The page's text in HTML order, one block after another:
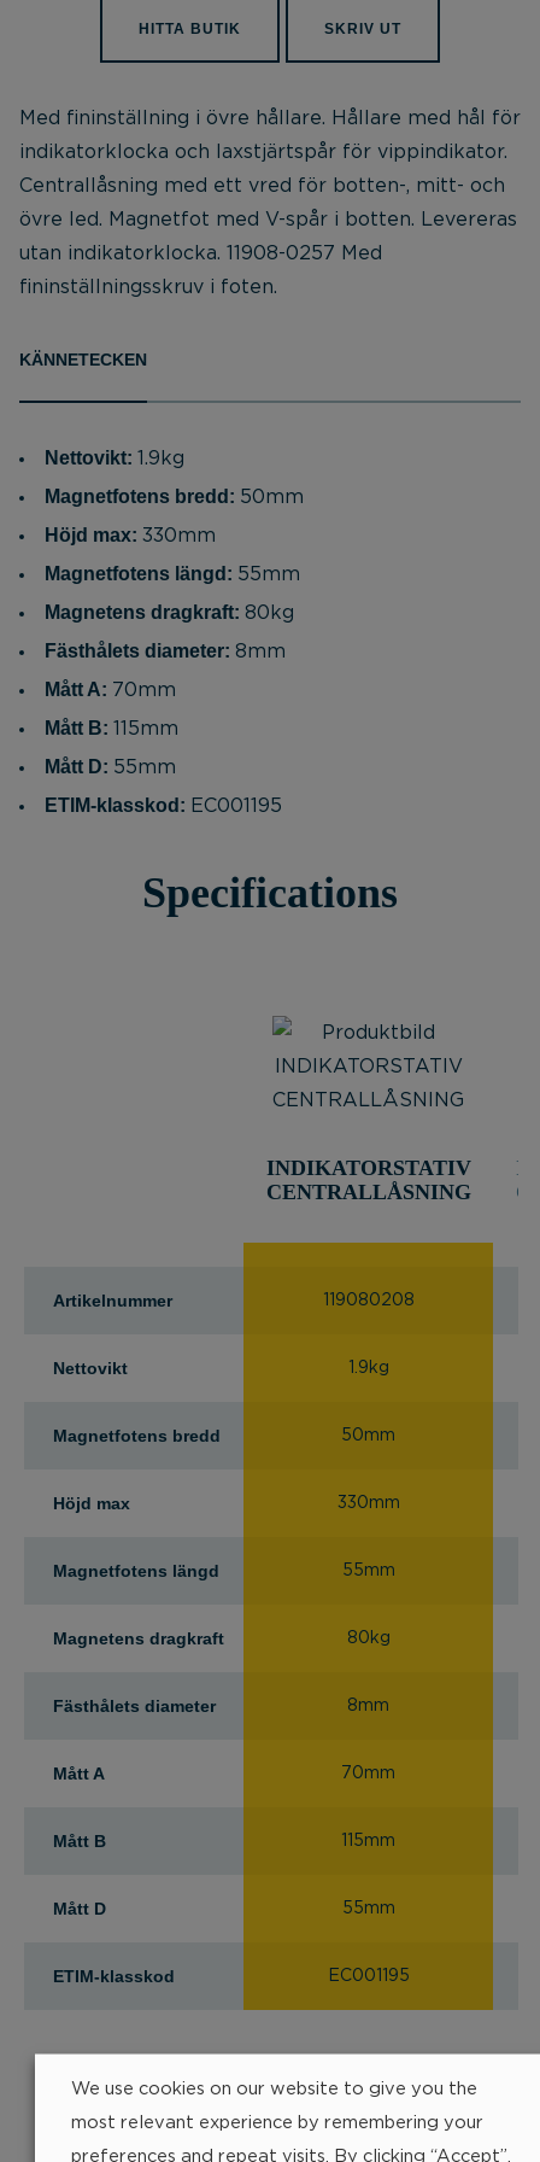
HITTA BUTIK SKRIV UT
Med fininställning i övre hållare. Hållare med hål för
indikatorklocka och laxstjärtspår för vippindikator.
Centrallåsning med ett vred för botten-, mitt- och
övre led. Magnetfot med V-spår i botten. Levereras
utan indikatorklocka. 11908-0257 Med
fininställningsskruv i foten.
KÄNNETECKEN
Nettovikt: 1.9kg
Magnetfotens bredd: 50mm
Höjd max: 330mm
Magnetfotens längd: 55mm
Magnetens dragkraft: 80kg
Fästhålets diameter: 8mm
Mått A: 70mm
Mått B: 115mm
Mått D: 55mm
ETIM-klasskod: EC001195
Specifications
Artikelnummer
Nettovikt
Magnetfotens bredd
Höjd max
Magnetfotens längd
Magnetens dragkraft
Fästhålets diameter
Mått A
Mått B
Mått D
ETIM-klasskod
INDIKATORSTATIV
CENTRALLÅSNING
119080208
1.9kg
50mm
330mm
55mm
80kg
8mm
70mm
115mm
55mm
EC001195
We use cookies on our website to give you the
most relevant experience by remembering your
preferences and repeat visits. By clicking “Accept”,